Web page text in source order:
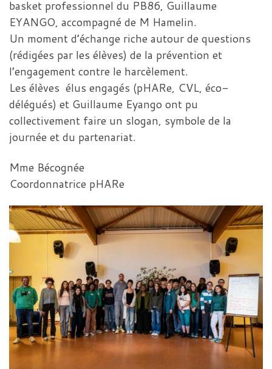
basket professionnel du PB86, Guillaume
EYANGO, accompagné de M Hamelin.
Un moment d’échange riche autour de questions
(rédigées par les élèves) de la prévention et
l’engagement contre le harcèlement.
Les élèves élus engagés (pHARe, CVL, éco-
délégués) et Guillaume Eyango ont pu
collectivement faire un slogan, symbole de la
journée et du partenariat.
Mme Bécognée
Coordonnatrice pHARe